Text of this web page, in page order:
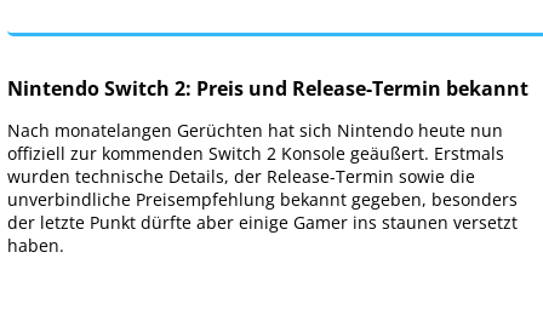
Nintendo Switch 2: Preis und Release-Termin bekannt
Nach monatelangen Gerüchten hat sich Nintendo heute nun
offiziell zur kommenden Switch 2 Konsole geäußert. Erstmals
wurden technische Details, der Release-Termin sowie die
unverbindliche Preisempfehlung bekannt gegeben, besonders
der letzte Punkt dürfte aber einige Gamer ins staunen versetzt
haben.